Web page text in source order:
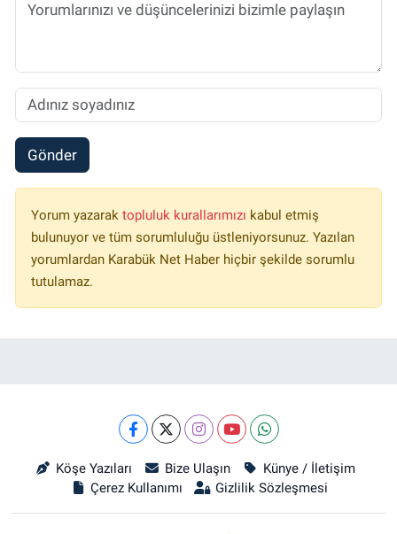
Gönder
Yorum yazarak topluluk kurallarımızı kabul etmiş
bulunuyor ve tüm sorumluluğu üstleniyorsunuz. Yazılan
yorumlardan Karabük Net Haber hiçbir şekilde sorumlu
tutulamaz.
Köşe Yazıları Bize Ulaşın
Künye / İletişim
Çerez Kullanımı
Gizlilik Sözleşmesi